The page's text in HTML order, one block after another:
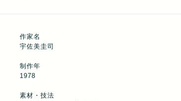
作家名
宇佐美圭司
制作年
1978
素材・技法